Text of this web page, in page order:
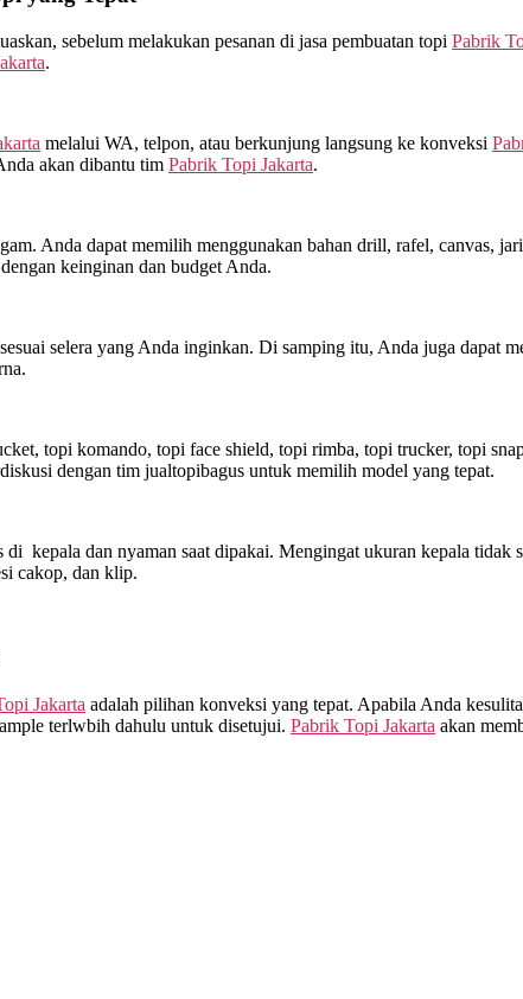
sebelum melakukan pesanan di jasa pembuatan topi Pabrik
.
melalui WA, telpon, atau berkunjung langsung ke konveksi
akan dibantu tim Pabrik Topi Jakarta.
Anda dapat memilih menggunakan bahan drill, rafel, canvas,
keinginan dan budget Anda.
selera yang Anda inginkan. Di samping itu, Anda juga dapat
topi komando, topi face shield, topi rimba, topi trucker, topi
dengan tim jualtopibagus untuk memilih model yang tepat.
kepala dan nyaman saat dipakai. Mengingat ukuran kepala tidak
cakop, dan klip.
Jakarta adalah pilihan konveksi yang tepat. Apabila Anda
terlwbih dahulu untuk disetujui. Pabrik Topi Jakarta akan